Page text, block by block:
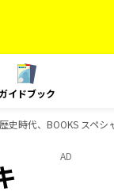
ガイドブック
時代、BOOKS スペ
AD